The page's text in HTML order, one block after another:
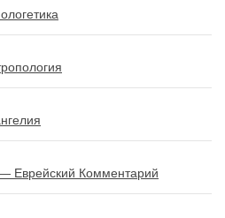
Еврейский Комментарий